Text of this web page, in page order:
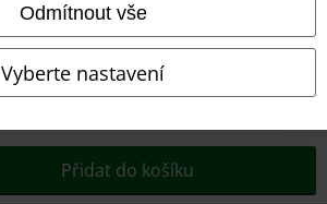
Odmítnout vše
Vyberte nastavení
Přidat do košíku